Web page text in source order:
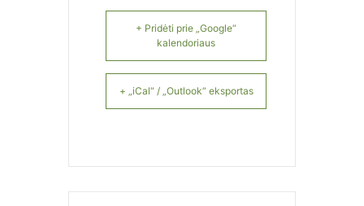
+ Pridėti prie „Google“
kalendoriaus
+ „iCal“ / „Outlook“ eksportas